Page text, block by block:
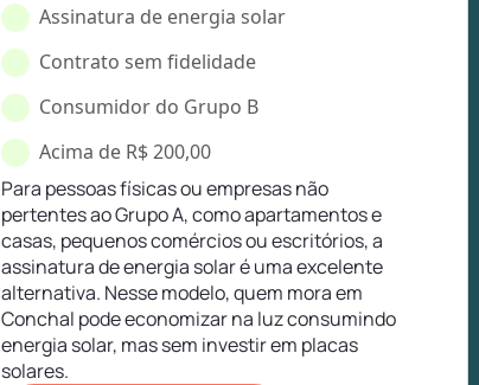
Assinatura de energia solar
Contrato sem fidelidade
Consumidor do Grupo B
Acima de R$ 200,00
Para pessoas físicas ou empresas não
pertentes ao Grupo A, como apartamentos e
casas, pequenos comércios ou escritórios, a
assinatura de energia solar é uma excelente
alternativa. Nesse modelo, quem mora em
Conchal pode economizar na luz consumindo
energia solar, mas sem investir em placas
solares.